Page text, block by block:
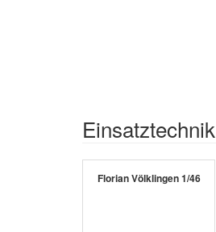
Einsatztechnik
Florian Völklingen 1/46